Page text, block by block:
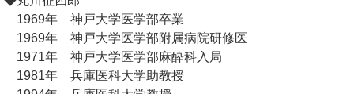
1969年 神戸大学医学部卒業
1969年 神戸大学医学部附属病院研修医
1971年 神戸大学医学部麻酔科入局
1981年 兵庫医科大学助教授